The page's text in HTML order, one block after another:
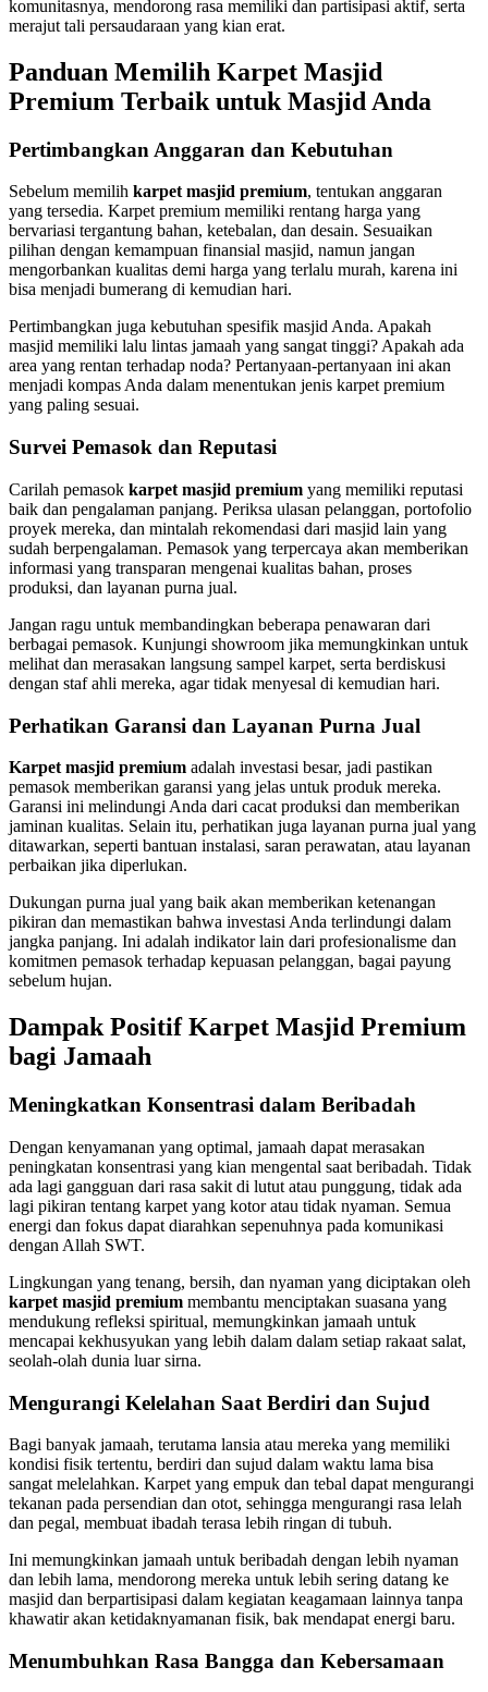
komunitasnya, mendorong rasa memiliki dan partisipasi aktif, serta
merajut tali persaudaraan yang kian erat.
Panduan Memilih Karpet Masjid
Premium Terbaik untuk Masjid Anda
Pertimbangkan Anggaran dan Kebutuhan
Sebelum memilih karpet masjid premium, tentukan anggaran
yang tersedia. Karpet premium memiliki rentang harga yang
bervariasi tergantung bahan, ketebalan, dan desain. Sesuaikan
pilihan dengan kemampuan finansial masjid, namun jangan
mengorbankan kualitas demi harga yang terlalu murah, karena ini
bisa menjadi bumerang di kemudian hari.
Pertimbangkan juga kebutuhan spesifik masjid Anda. Apakah
masjid memiliki lalu lintas jamaah yang sangat tinggi? Apakah ada
area yang rentan terhadap noda? Pertanyaan-pertanyaan ini akan
menjadi kompas Anda dalam menentukan jenis karpet premium
yang paling sesuai.
Survei Pemasok dan Reputasi
Carilah pemasok karpet masjid premium yang memiliki reputasi
baik dan pengalaman panjang. Periksa ulasan pelanggan, portofolio
proyek mereka, dan mintalah rekomendasi dari masjid lain yang
sudah berpengalaman. Pemasok yang terpercaya akan memberikan
informasi yang transparan mengenai kualitas bahan, proses
produksi, dan layanan purna jual.
Jangan ragu untuk membandingkan beberapa penawaran dari
berbagai pemasok. Kunjungi showroom jika memungkinkan untuk
melihat dan merasakan langsung sampel karpet, serta berdiskusi
dengan staf ahli mereka, agar tidak menyesal di kemudian hari.
Perhatikan Garansi dan Layanan Purna Jual
Karpet masjid premium adalah investasi besar, jadi pastikan
pemasok memberikan garansi yang jelas untuk produk mereka.
Garansi ini melindungi Anda dari cacat produksi dan memberikan
jaminan kualitas. Selain itu, perhatikan juga layanan purna jual yang
ditawarkan, seperti bantuan instalasi, saran perawatan, atau layanan
perbaikan jika diperlukan.
Dukungan purna jual yang baik akan memberikan ketenangan
pikiran dan memastikan bahwa investasi Anda terlindungi dalam
jangka panjang. Ini adalah indikator lain dari profesionalisme dan
komitmen pemasok terhadap kepuasan pelanggan, bagai payung
sebelum hujan.
Dampak Positif Karpet Masjid Premium
bagi Jamaah
Meningkatkan Konsentrasi dalam Beribadah
Dengan kenyamanan yang optimal, jamaah dapat merasakan
peningkatan konsentrasi yang kian mengental saat beribadah. Tidak
ada lagi gangguan dari rasa sakit di lutut atau punggung, tidak ada
lagi pikiran tentang karpet yang kotor atau tidak nyaman. Semua
energi dan fokus dapat diarahkan sepenuhnya pada komunikasi
dengan Allah SWT.
Lingkungan yang tenang, bersih, dan nyaman yang diciptakan oleh
karpet masjid premium membantu menciptakan suasana yang
mendukung refleksi spiritual, memungkinkan jamaah untuk
mencapai kekhusyukan yang lebih dalam dalam setiap rakaat salat,
seolah-olah dunia luar sirna.
Mengurangi Kelelahan Saat Berdiri dan Sujud
Bagi banyak jamaah, terutama lansia atau mereka yang memiliki
kondisi fisik tertentu, berdiri dan sujud dalam waktu lama bisa
sangat melelahkan. Karpet yang empuk dan tebal dapat mengurangi
tekanan pada persendian dan otot, sehingga mengurangi rasa lelah
dan pegal, membuat ibadah terasa lebih ringan di tubuh.
Ini memungkinkan jamaah untuk beribadah dengan lebih nyaman
dan lebih lama, mendorong mereka untuk lebih sering datang ke
masjid dan berpartisipasi dalam kegiatan keagamaan lainnya tanpa
khawatir akan ketidaknyamanan fisik, bak mendapat energi baru.
Menumbuhkan Rasa Bangga dan Kebersamaan